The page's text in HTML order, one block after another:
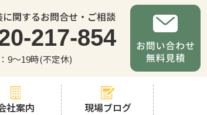
関するお問合せ・ご相談
217-854
9～19時(不定休)
社案内 現場ブログ